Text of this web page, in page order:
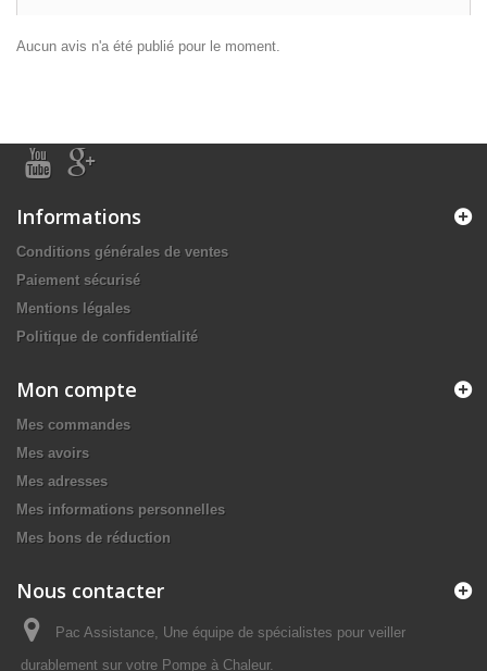
Aucun avis n'a été publié pour le moment.
Informations
Conditions générales de ventes
Paiement sécurisé
Mentions légales
Politique de confidentialité
Mon compte
Mes commandes
Mes avoirs
Mes adresses
Mes informations personnelles
Mes bons de réduction
Nous contacter
Pac Assistance, Une équipe de spécialistes pour veiller
durablement sur votre Pompe à Chaleur.